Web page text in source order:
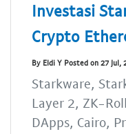
Investasi
Crypto
By Eldi Y Posted on 27 Jul,
Starkware,
Layer 2, ZK-
DApps, Cairo,